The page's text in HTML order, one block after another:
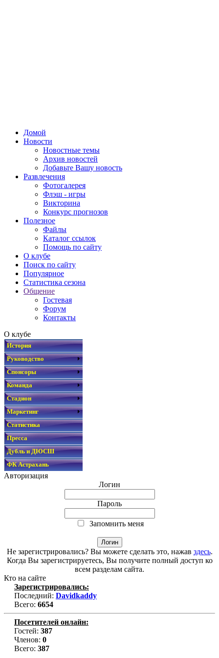
Домой
Новости
Новостные темы
Архив новостей
Добавьте Вашу новость
Развлечения
Фотогалерея
Флэш - игры
Викторина
Конкурс прогнозов
Полезное
Файлы
Каталог ссылок
Помощь по сайту
О клубе
Поиск по сайту
Популярное
Статистика сезона
Общение
Гостевая
Форум
Контакты
О клубе
История
Руководство
Спонсоры
Команда
Стадион
Маркетинг
Статистика
Пресса
Дубль и ДЮСШ
ФК Астрахань
Авторизация
Логин
Пароль
Запомнить меня
Не зарегистрировались? Вы можете сделать это, нажав здесь.
Когда Вы зарегистрируетесь, Вы получите полный доступ ко
всем разделам сайта.
Кто на сайте
Зарегистрировались:
Последний: Davidkaddy
Всего: 6654
Посетителей онлайн:
Гостей: 387
Членов: 0
Всего: 387